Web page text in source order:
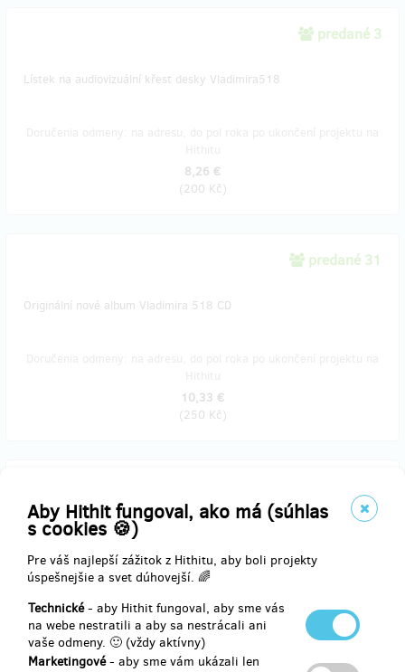
Aby Hithit fungoval, ako má (súhlas
s cookies 🍪)
Pre váš najlepší zážitok z Hithitu, aby boli projekty
úspešnejšie a svet dúhovejší. 🌈
Technické- aby Hithit fungoval, aby sme vás
na webe nestratili a aby sa nestrácali ani
vaše odmeny. 🙂 (vždy aktívny)
Marketingové- aby sme vám ukázali len
predané 3
Lístek na audiovizuální křest desky Vladimira518
8,26 €
(200 Kč)
predané 31
Originální nové album Vladimira 518 CD
10,33 €
(250 Kč)
2 ks nového alba Vladimira 518 na originálním CD, obě s jeho
Doručenia odmeny: na adresu, do pol roka po ukončení projektu na
Hithitu
18,59 €
(450 Kč)